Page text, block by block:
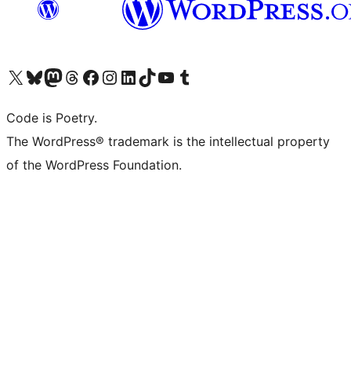
ຢ້ຽມຊົມບັນຊີ X (ຊື່ເກົ່າ Twitter) ຂອງພວກເຮົາຢ້ຽມຊົມບັນຊີ Bluesky ຂອງພວກເຮົາຢ້ຽມຊົມບັນຊີ Mastodon ຂອງພວກເຮົາຢ້ຽມຊົມບັນຊີ Threads ຂອງພວກເຮົາຢ້ຽມຊົມໜ້າ Facebook ຂອງພວກເຮົາຢ້ຽມຊົມບັນຊີ Instagram ຂອງພວກເຮົາຢ້ຽມຊົມບັນຊີ LinkedIn ຂອງພວກເຮົາຢ້ຽມຊົມບັນຊີ TikTok ຂອງພວກເຮົາຢ້ຽມຊົມຊ່ອງ YouTube ຂອງພວກເຮົາຢ້ຽມຊົມບັນຊີ Tumblr ຂອງພວກເຮົາ
Code is Poetry.
The WordPress® trademark is the intellectual property
of the WordPress Foundation.